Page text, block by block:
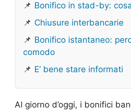
📌 Bonifico in stad-by:
📌 Chiusure interbancarie
📌 Bonifico istantaneo:
comodo
📌 E’ bene stare informati
Al giorno d’oggi, i bonifici